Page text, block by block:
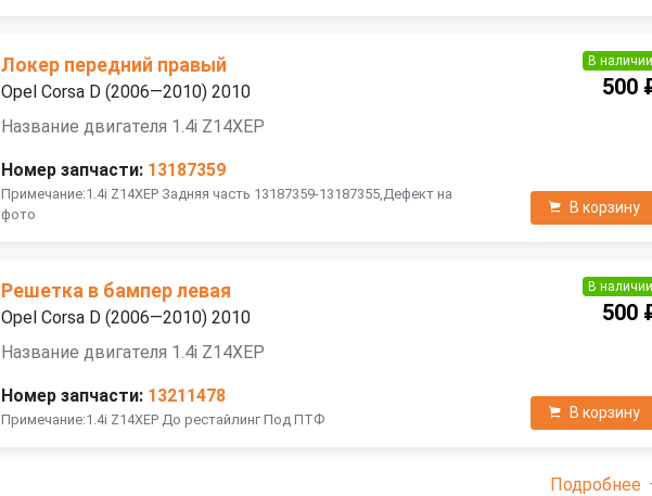
Локер передний правый
Opel Corsa D (2006—2010) 2010
Название двигателя 1.4i Z14XEP
Номер запчасти: 13187359
Примечание:1.4i Z14XEP Задняя часть 13187359-13187355,Дефект на
фото
В наличии
500
В корзину
Решетка в бампер левая
Opel Corsa D (2006—2010) 2010
Название двигателя 1.4i Z14XEP
Номер запчасти: 13211478
Примечание:1.4i Z14XEP До рестайлинг Под ПТФ
В наличии
500
В корзину
Подробнее